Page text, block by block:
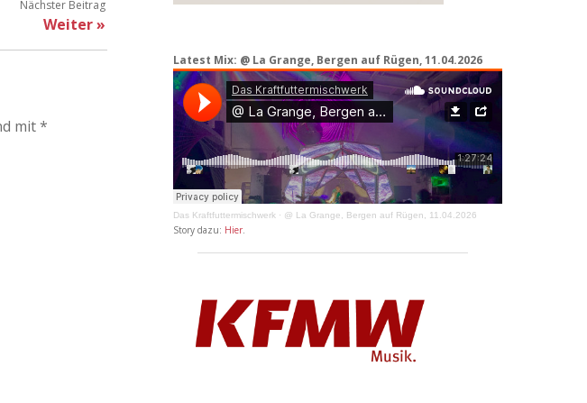
Nächster Beitrag
Weiter »
mit*
Latest Mix: @ La Grange, Bergen auf Rügen, 11.04.2026
Das Kraftfuttermischwerk · @ La Grange, Bergen auf Rügen, 11.04.2026
Story dazu: Hier.